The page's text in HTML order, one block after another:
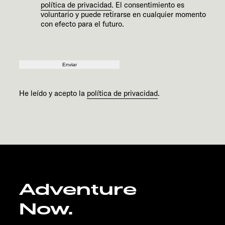
política de privacidad. El consentimiento es
voluntario y puede retirarse en cualquier momento
con efecto para el futuro.
Enviar
He leído y acepto la política de privacidad.
Adventure
Now.